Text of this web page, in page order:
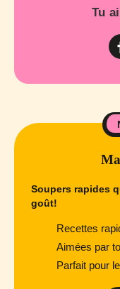
Tu
Soupers rapides
goût!
Recettes
Aimées par
Parfait pour